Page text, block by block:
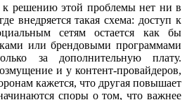
к решению этой проблемы нет ни в
внедряется такая схема: доступ к
сетям остается как бы
или брендовыми программами
за дополнительную плату.
и у контент-провайдеров,
кажется, что другая повышает
споры о том, что важнее